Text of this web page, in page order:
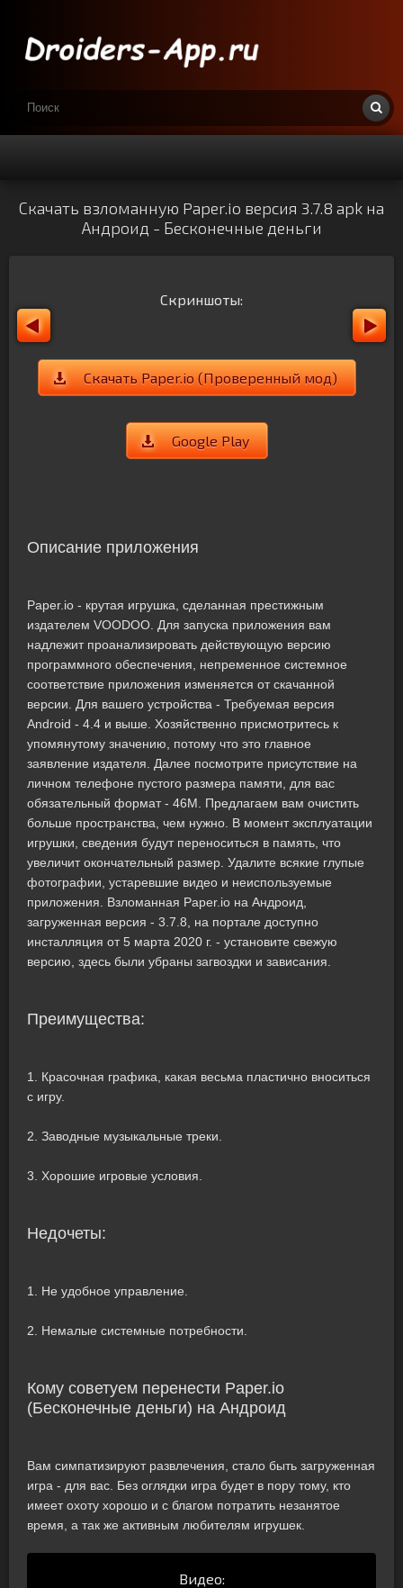
Скачать взломанную Paper.io версия 3.7.8 apk на
Андроид - Бесконечные деньги
Скриншоты:
Скачать Paper.io (Проверенный мод)
Google Play
Описание приложения
Paper.io - крутая игрушка, сделанная престижным
издателем VOODOO. Для запуска приложения вам
надлежит проанализировать действующую версию
программного обеспечения, непременное системное
соответствие приложения изменяется от скачанной
версии. Для вашего устройства - Требуемая версия
Android - 4.4 и выше. Хозяйственно присмотритесь к
упомянутому значению, потому что это главное
заявление издателя. Далее посмотрите присутствие на
личном телефоне пустого размера памяти, для вас
обязательный формат - 46M. Предлагаем вам очистить
больше пространства, чем нужно. В момент эксплуатации
игрушки, сведения будут переноситься в память, что
увеличит окончательный размер. Удалите всякие глупые
фотографии, устаревшие видео и неиспользуемые
приложения. Взломанная Paper.io на Андроид,
загруженная версия - 3.7.8, на портале доступно
инсталляция от 5 марта 2020 г. - установите свежую
версию, здесь были убраны загвоздки и зависания.
Преимущества:
1. Красочная графика, какая весьма пластично вноситься
с игру.
2. Заводные музыкальные треки.
3. Хорошие игровые условия.
Недочеты:
1. Не удобное управление.
2. Немалые системные потребности.
Кому советуем перенести Paper.io
(Бесконечные деньги) на Андроид
Вам симпатизируют развлечения, стало быть загруженная
игра - для вас. Без оглядки игра будет в пору тому, кто
имеет охоту хорошо и с благом потратить незанятое
время, а так же активным любителям игрушек.
Видео: